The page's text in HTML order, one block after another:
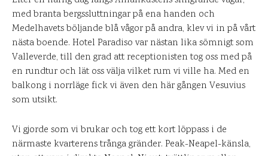
med branta bergssluttningar på ena handen och
Medelhavets böljande blå vågor på andra, klev vi in på vårt
nästa boende. Hotel Paradiso var nästan lika sömnigt som
Valleverde, till den grad att receptionisten tog oss med på
en rundtur och lät oss välja vilket rum vi ville ha. Med en
balkong i norrläge fick vi även den här gången Vesuvius
som utsikt.
Vi gjorde som vi brukar och tog ett kort löppass i de
närmaste kvarterens trånga gränder. Peak-Neapel-känsla,